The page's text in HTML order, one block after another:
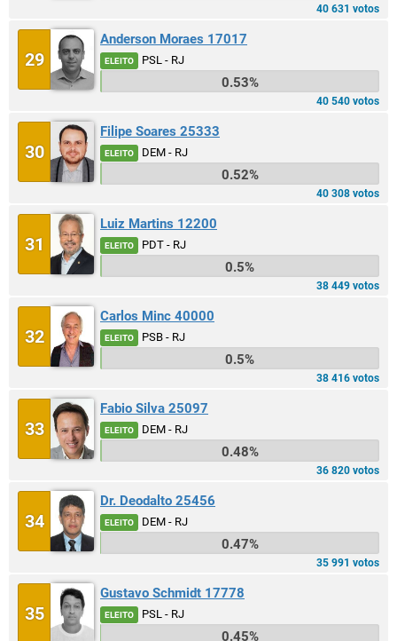
40 631 votos
29
Anderson Moraes 17017
ELEITO PSL - RJ
0.53%
40 540 votos
30
Filipe Soares 25333
ELEITO DEM - RJ
0.52%
40 308 votos
31
Luiz Martins 12200
ELEITO PDT - RJ
0.5%
38 449 votos
32
Carlos Minc 40000
ELEITO PSB - RJ
0.5%
38 416 votos
33
Fabio Silva 25097
ELEITO DEM - RJ
0.48%
36 820 votos
34
Dr. Deodalto 25456
ELEITO DEM - RJ
0.47%
35 991 votos
35
Gustavo Schmidt 17778
ELEITO PSL - RJ
0.45%